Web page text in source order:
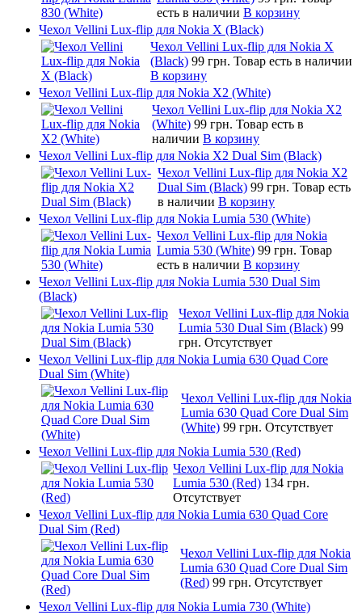
есть в наличии В корзину
Чехол Vellini Lux-flip для Nokia X (Black)
Чехол Vellini Lux-flip для Nokia X
(Black) 99 грн. Товар есть в наличии
В корзину
Чехол Vellini Lux-flip для Nokia X2 (White)
Чехол Vellini Lux-flip для Nokia X2
(White) 99 грн. Товар есть в
наличии В корзину
Чехол Vellini Lux-flip для Nokia X2 Dual Sim (Black)
Чехол Vellini Lux-flip для Nokia X2
Dual Sim (Black) 99 грн. Товар есть
в наличии В корзину
Чехол Vellini Lux-flip для Nokia Lumia 530 (White)
Чехол Vellini Lux-flip для Nokia
Lumia 530 (White) 99 грн. Товар
есть в наличии В корзину
Чехол Vellini Lux-flip для Nokia Lumia 530 Dual Sim
(Black)
Чехол Vellini Lux-flip для Nokia
Lumia 530 Dual Sim (Black) 99
грн. Отсутствует
Чехол Vellini Lux-flip для Nokia Lumia 630 Quad Core
Dual Sim (White)
Чехол Vellini Lux-flip для Nokia
Lumia 630 Quad Core Dual Sim
(White) 99 грн. Отсутствует
Чехол Vellini Lux-flip для Nokia Lumia 530 (Red)
Чехол Vellini Lux-flip для Nokia
Lumia 530 (Red) 134 грн.
Отсутствует
Чехол Vellini Lux-flip для Nokia Lumia 630 Quad Core
Dual Sim (Red)
Чехол Vellini Lux-flip для Nokia
Lumia 630 Quad Core Dual Sim
(Red) 99 грн. Отсутствует
Чехол Vellini Lux-flip для Nokia Lumia 730 (White)